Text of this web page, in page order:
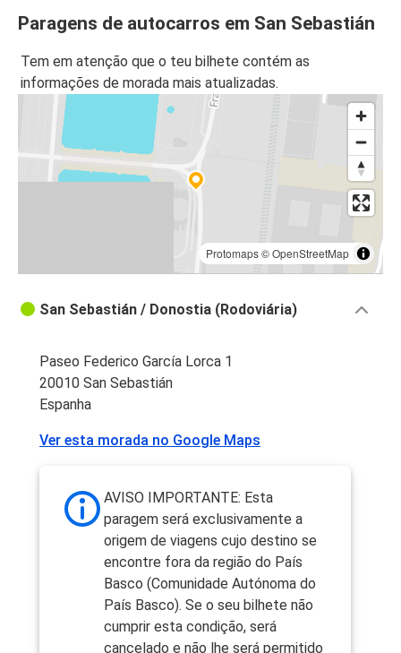
Paragens de autocarros em San Sebastián
Tem em atenção que o teu bilhete contém as
informações de morada mais atualizadas.
Protomaps©OpenStreetMap
San Sebastián / Donostia (Rodoviária)
Paseo Federico García Lorca 1
20010 San Sebastián
Espanha
Ver esta morada no Google Maps
AVISO IMPORTANTE: Esta
paragem será exclusivamente a
origem de viagens cujo destino se
encontre fora da região do País
Basco (Comunidade Autónoma do
País Basco). Se o seu bilhete não
cumprir esta condição, será
cancelado e não lhe será permitido